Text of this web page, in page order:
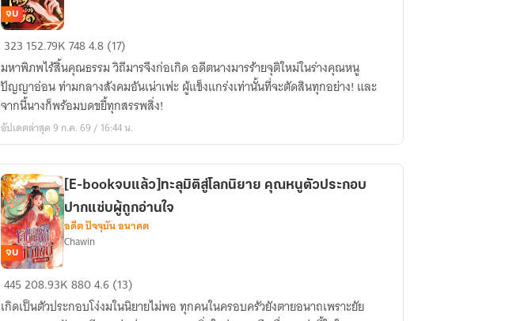
จวน
โหว
[จบ
แล้ว!]กำเนิด
ใหม่
คุณ
หนู
ใหญ่
เชือด!
จบ
323 152.79K7484.8 (17)
มหาพิภพไร้สิ้นคุณธรรม วิถีมารจึงก่อเกิด อดีตนางมารร้ายจุติใหม่ในร่างคุณหนู
ปัญญาอ่อน ท่ามกลางสังคมอันเน่าเฟะ ผู้แข็งแกร่งเท่านั้นที่จะตัดสินทุกอย่าง! และ
จากนี้นางก็พร้อมบดขยี้ทุกสรรพสิ่ง!
อัปเดตล่าสุด 9 ก.ค. 69 / 16:44 น.
[E-
bookจบ
แล้ว]ทะลุ
จบ
[E-bookจบแล้ว]ทะลุมิติสู่โลกนิยาย คุณหนูตัวประกอบ
ปากแซ่บผู้ถูกอ่านใจ
อดีต ปัจจุบัน อนาคต
Chawin
445208.93K8804.6 (13)
เกิดเป็นตัวประกอบโง่งมในนิยายไม่พอ ทุกคนในครอบครัวยังตายอนาถเพราะยัย